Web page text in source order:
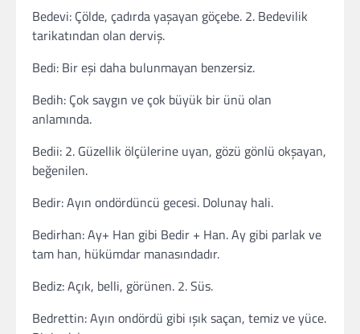
Bedevi: Çölde, çadırda yaşayan göçebe. 2. Bedevilik
tarikatından olan derviş.
Bedi: Bir eşi daha bulunmayan benzersiz.
Bedih: Çok saygın ve çok büyük bir ünü olan
anlamında.
Bedii: 2. Güzellik ölçülerine uyan, gözü gönlü okşayan,
beğenilen.
Bedir: Ayın ondördüncü gecesi. Dolunay hali.
Bedirhan: Ay+ Han gibi Bedir + Han. Ay gibi parlak ve
tam han, hükümdar manasındadır.
Bediz: Açık, belli, görünen. 2. Süs.
Bedrettin: Ayın ondördü gibi ışık saçan, temiz ve yüce.